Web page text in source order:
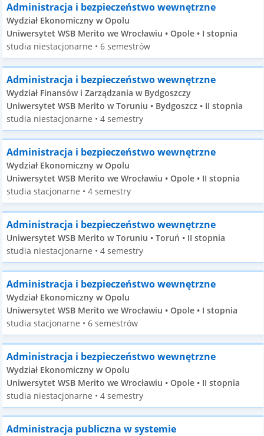
Administracja i bezpieczeństwo wewnętrzne
Wydział Ekonomiczny w Opolu
Uniwersytet WSB Merito we Wrocławiu • Opole • I stopnia
studia niestacjonarne • 6 semestrów
Administracja i bezpieczeństwo wewnętrzne
Wydział Finansów i Zarządzania w Bydgoszczy
Uniwersytet WSB Merito w Toruniu • Bydgoszcz • II stopnia
studia niestacjonarne • 4 semestry
Administracja i bezpieczeństwo wewnętrzne
Wydział Ekonomiczny w Opolu
Uniwersytet WSB Merito we Wrocławiu • Opole • II stopnia
studia stacjonarne • 4 semestry
Administracja i bezpieczeństwo wewnętrzne
Uniwersytet WSB Merito w Toruniu • Toruń • II stopnia
studia niestacjonarne • 4 semestry
Administracja i bezpieczeństwo wewnętrzne
Wydział Ekonomiczny w Opolu
Uniwersytet WSB Merito we Wrocławiu • Opole • I stopnia
studia stacjonarne • 6 semestrów
Administracja i bezpieczeństwo wewnętrzne
Wydział Ekonomiczny w Opolu
Uniwersytet WSB Merito we Wrocławiu • Opole • II stopnia
studia niestacjonarne • 4 semestry
Administracja publiczna w systemie